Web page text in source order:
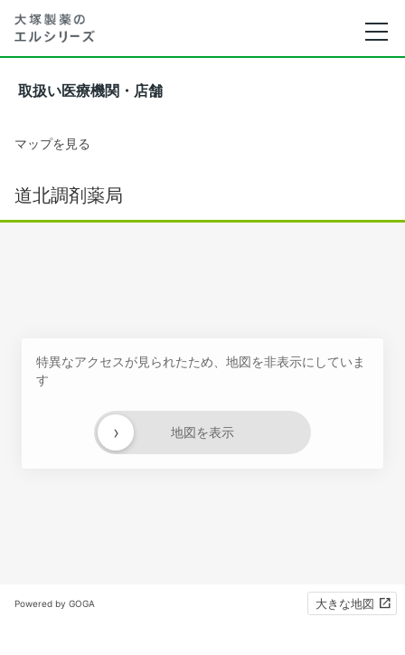
取扱い医療機関・店舗
マップを見る
道北調剤薬局
特異なアクセスが見られたため、地図を非表示にしていま
す
地図を表示
›
Powered by GOGA 大きな地図